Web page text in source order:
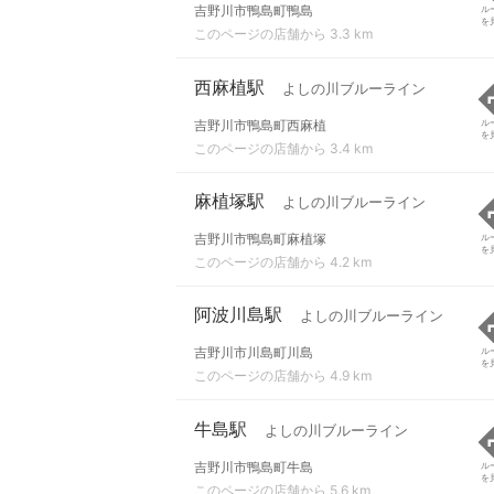
吉野川市鴨島町鴨島
このページの店舗から 3.3 km
ル
を
西麻植駅 よしの川ブルーライン
吉野川市鴨島町西麻植
このページの店舗から 3.4 km
ル
を
麻植塚駅 よしの川ブルーライン
吉野川市鴨島町麻植塚
このページの店舗から 4.2 km
ル
を
阿波川島駅 よしの川ブルーライン
吉野川市川島町川島
このページの店舗から 4.9 km
ル
を
牛島駅 よしの川ブルーライン
吉野川市鴨島町牛島
このページの店舗から 5.6 km
ル
を